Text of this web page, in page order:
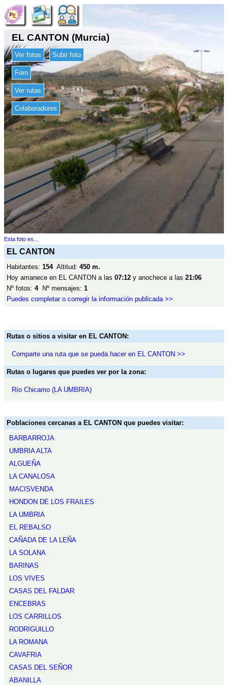
EL CANTON (Murcia)
Ver fotos Subir foto
Foro
Ver rutas
Colaboradores
Esta foto es...
EL CANTON
Habitantes: 154Altitud: 450 m.
Hoy amanece en EL CANTON a las 07:12 y anochece a las 21:06
Nº fotos: 4Nº mensajes: 1
Puedes completar o corregir la información publicada >>
Rutas o sitios a visitar en EL CANTON:
Comparte una ruta que se pueda hacer en EL CANTON >>
Rutas o lugares que puedes ver por la zona:
Río Chicamo (LA UMBRIA)
Poblaciones cercanas a EL CANTON que puedes visitar:
BARBARROJA
UMBRIA ALTA
ALGUEÑA
LA CANALOSA
MACISVENDA
HONDON DE LOS FRAILES
LA UMBRIA
EL REBALSO
CAÑADA DE LA LEÑA
LA SOLANA
BARINAS
LOS VIVES
CASAS DEL FALDAR
ENCEBRAS
LOS CARRILLOS
RODRIGUILLO
LA ROMANA
CAVAFRIA
CASAS DEL SEÑOR
ABANILLA